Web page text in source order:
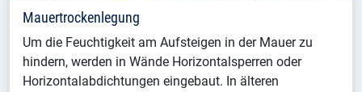
Mauertrockenlegung
Um die Feuchtigkeit am Aufsteigen in der Mauer zu
hindern, werden in Wände Horizontalsperren oder
Horizontalabdichtungen eingebaut. In älteren